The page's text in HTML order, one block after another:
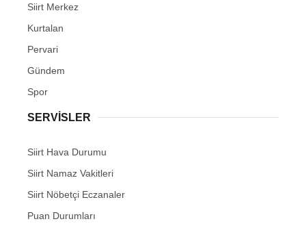
Siirt Merkez
Kurtalan
Pervari
Gündem
Spor
SERVİSLER
Siirt Hava Durumu
Siirt Namaz Vakitleri
Siirt Nöbetçi Eczanaler
Puan Durumları